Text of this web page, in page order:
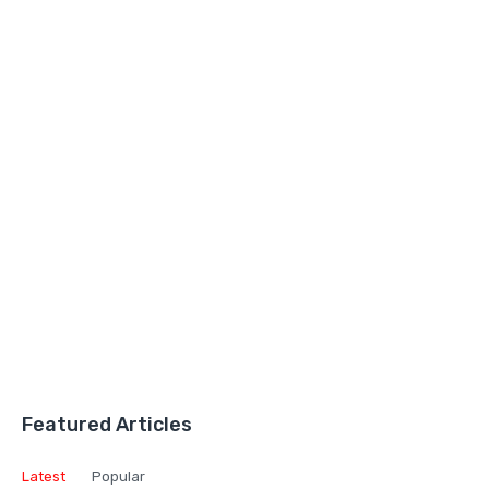
Featured Articles
Latest Popular